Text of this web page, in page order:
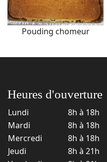
Pouding chomeur
Heures d'ouverture
Lundi
8h à 18h
Mardi
8h à 18h
Mercredi
8h à 18h
Jeudi
8h à 21h